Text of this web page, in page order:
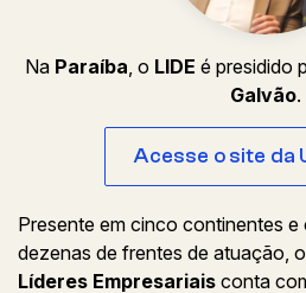
Na Paraíba, o LIDE é presidido
Galvão.
Acesse o site da
Presente em cinco continentes e
dezenas de frentes de atuação, o
Líderes Empresariais conta